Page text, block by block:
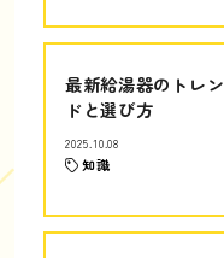
最新給湯器のトレン
ドと選び方
2025.10.08
知識